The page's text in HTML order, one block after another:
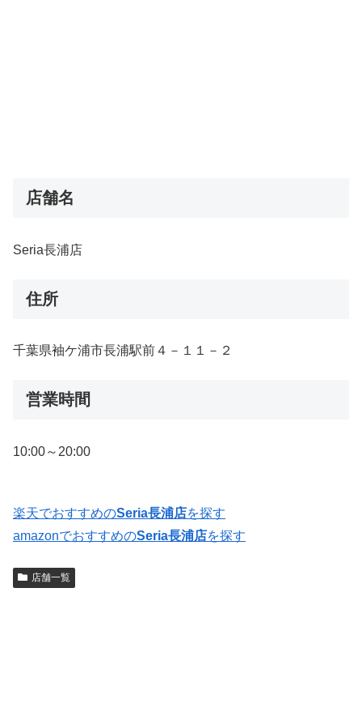
店舗名
Seria長浦店
住所
千葉県袖ケ浦市長浦駅前４－１１－２
営業時間
10:00～20:00
楽天でおすすめのSeria長浦店を探す
amazonでおすすめのSeria長浦店を探す
店舗一覧